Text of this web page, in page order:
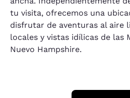
tu visita, ofrecemos una
disfrutar de aventuras al aire
locales y vistas idílicas de las
Nuevo Hampshire.